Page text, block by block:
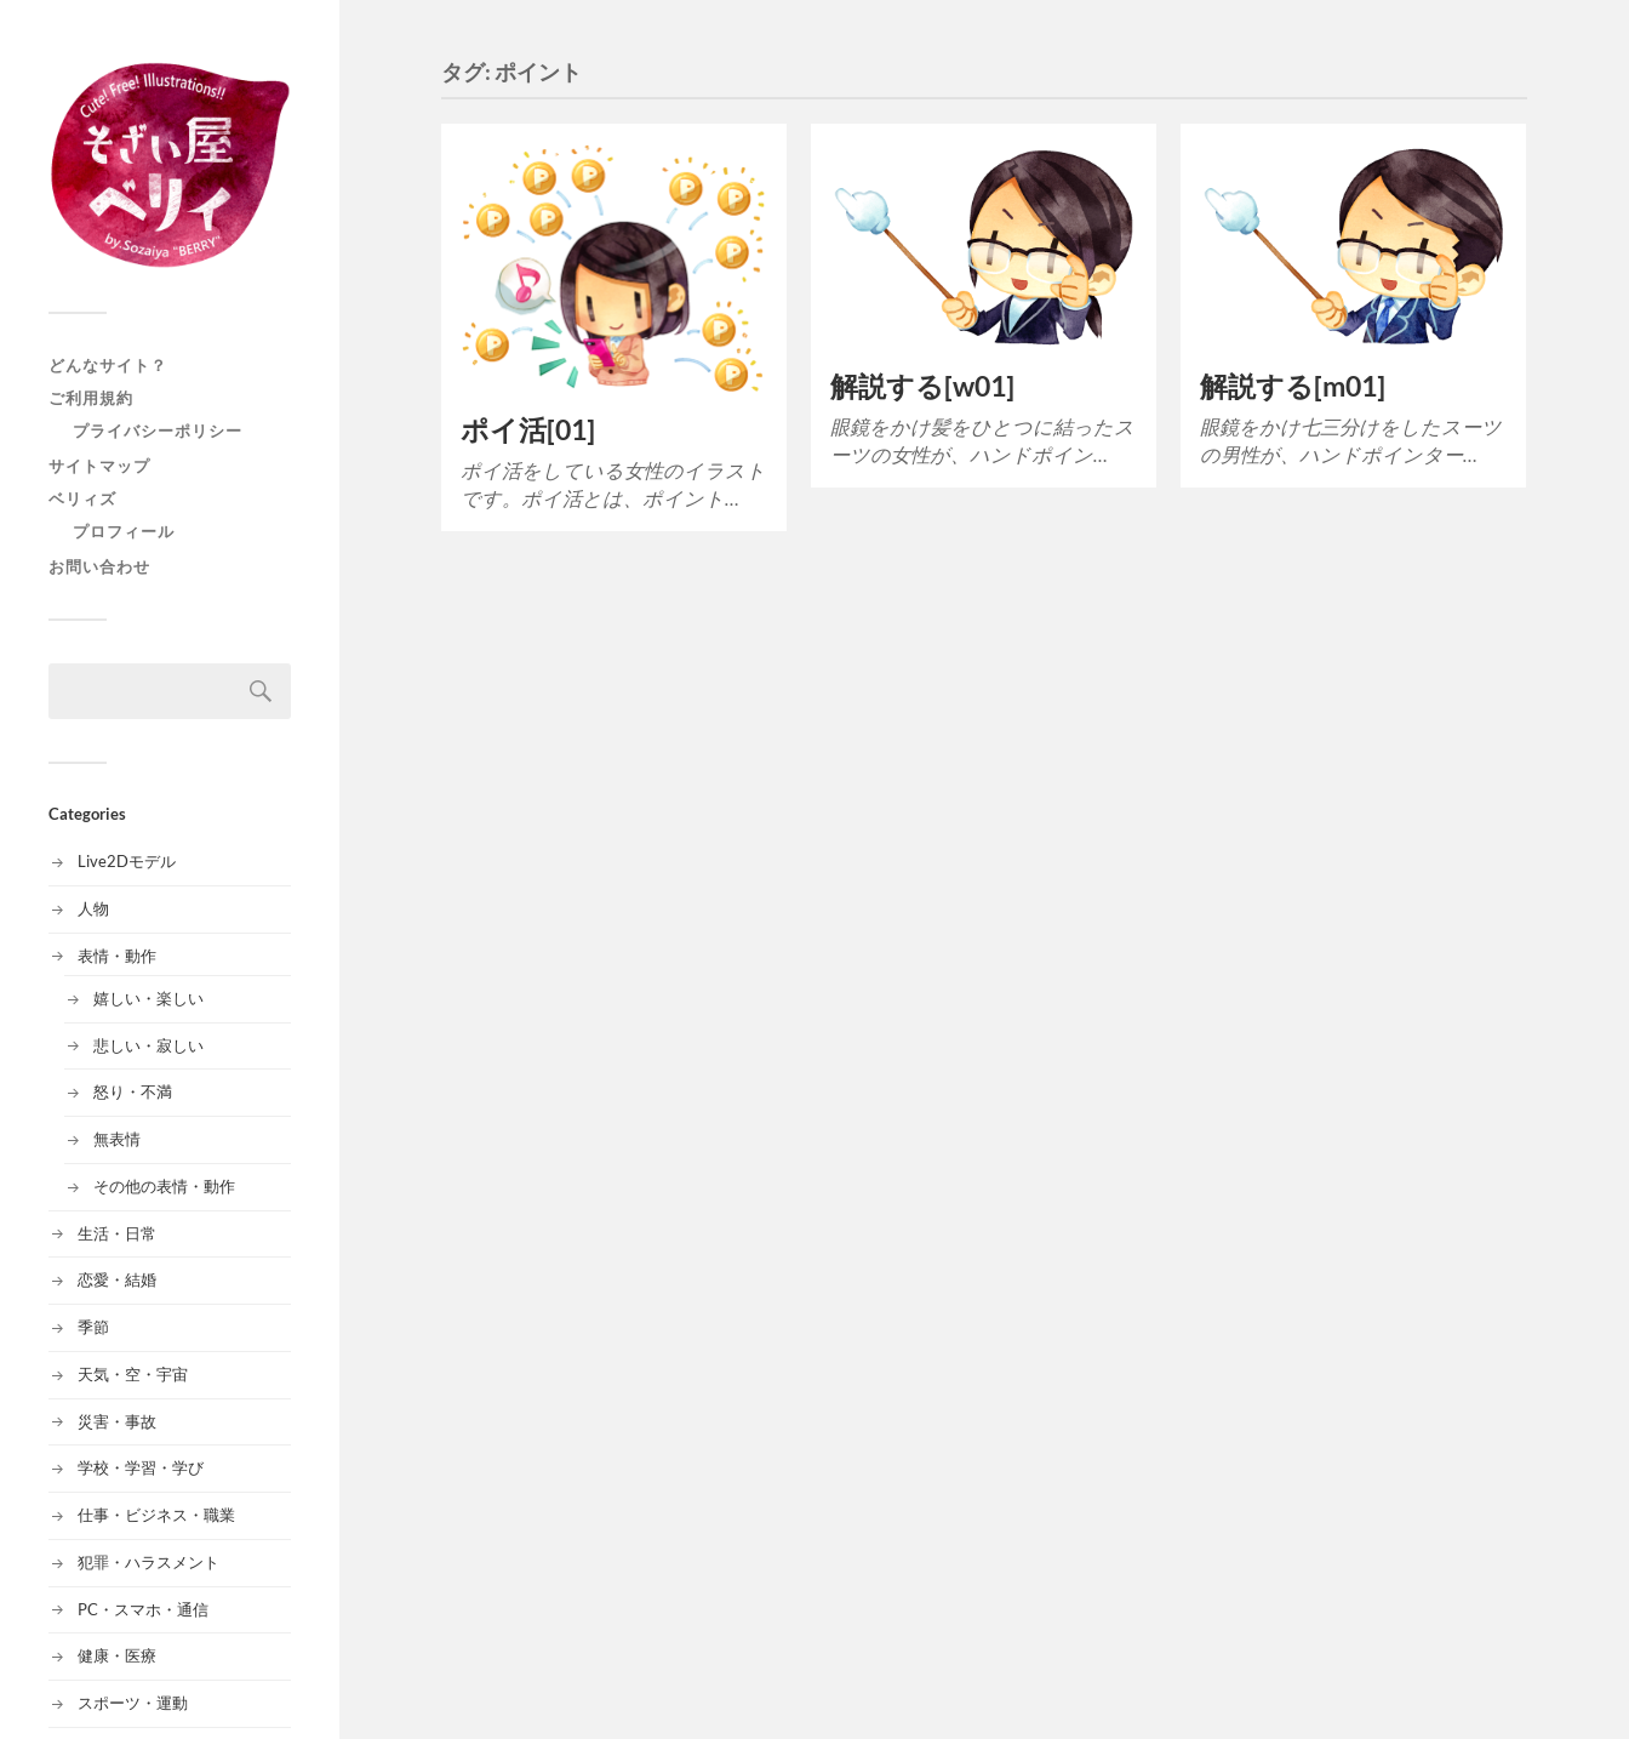
どんなサイト？
ご利用規約
プライバシーポリシー
サイトマップ
ベリィズ
プロフィール
お問い合わせ
Categories
Live2Dモデル
人物
表情・動作
嬉しい・楽しい
悲しい・寂しい
怒り・不満
無表情
その他の表情・動作
生活・日常
恋愛・結婚
季節
天気・空・宇宙
災害・事故
学校・学習・学び
仕事・ビジネス・職業
犯罪・ハラスメント
PC・スマホ・通信
健康・医療
スポーツ・運動
タグ:ポイント
ポイ活[01]
ポイ活をしている女性のイラスト
です。ポイ活とは、ポイント…
解説する[w01]
眼鏡をかけ髪をひとつに結ったス
ーツの女性が、ハンドポイン…
解説する[m01]
眼鏡をかけ七三分けをしたスーツ
の男性が、ハンドポインター…